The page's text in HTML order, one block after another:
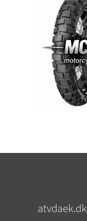
atvdaek.dk